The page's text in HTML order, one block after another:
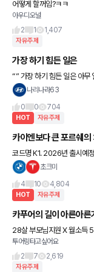
어떻게 할꺼임?ㅋㅋ
아우디오널
2
1 1,407
자유주제
가장 하기 힘든 일은
“” 가장 하기 힘든 일은 아무
나리나라63
0
0 704
HOT 자유주제
카이엔보다 큰 포르쉐
코드명 K1. 2026년 출시예정 1000마력대,
km 주행가능 목표. 최상위
초크미
4
10 4,804
HOT 자유주제
카푸어의 길이 아른아른
28살 부모님지원 X 월소득 520 저축 333 (×12 = 4000) 경기도 전세 1억
(대출 50%) 보유차
투어링타고싶어요
2
7 2,619
자유주제